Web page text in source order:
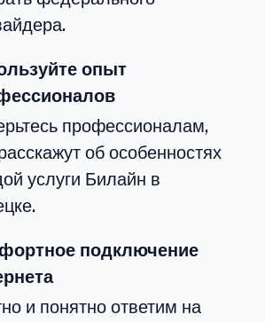
опыт
профессионалам,
об особенностях
услуги Билайн в
подключение
и понятно ответим на